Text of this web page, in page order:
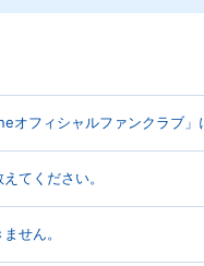
オフィシャルファンクラブ」
てください。
せん。